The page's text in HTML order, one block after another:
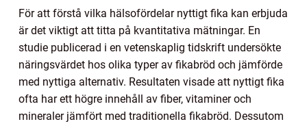
För att förstå vilka hälsofördelar nyttigt fika kan erbjuda
är det viktigt att titta på kvantitativa mätningar. En
studie publicerad i en vetenskaplig tidskrift undersökte
näringsvärdet hos olika typer av fikabröd och jämförde
med nyttiga alternativ. Resultaten visade att nyttigt fika
ofta har ett högre innehåll av fiber, vitaminer och
mineraler jämfört med traditionella fikabröd. Dessutom